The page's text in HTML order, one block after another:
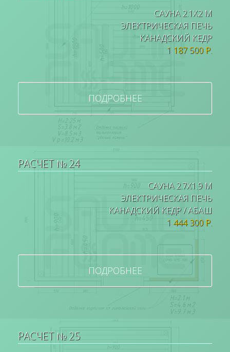
САУНА 2.1Х2 М
ЭЛЕКТРИЧЕСКАЯ ПЕЧЬ
КАНАДСКИЙ КЕДР
1 187 500 Р.
ПОДРОБНЕЕ
РАСЧЕТ № 24
САУНА 2.7Х1.9 М
ЭЛЕКТРИЧЕСКАЯ ПЕЧЬ
КАНАДСКИЙ КЕДР / АБАШ
1 444 300 Р.
ПОДРОБНЕЕ
РАСЧЕТ № 25